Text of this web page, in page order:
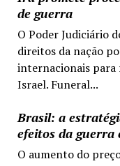
de guerra
O Poder Judiciário
direitos da nação
internacionais para
Israel. Funeral...
Brasil: a
efeitos da guerra
O aumento do